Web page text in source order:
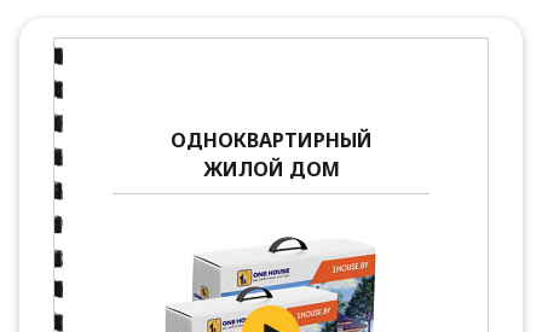
ОДНОКВАРТИРНЫЙ
ЖИЛОЙ ДОМ